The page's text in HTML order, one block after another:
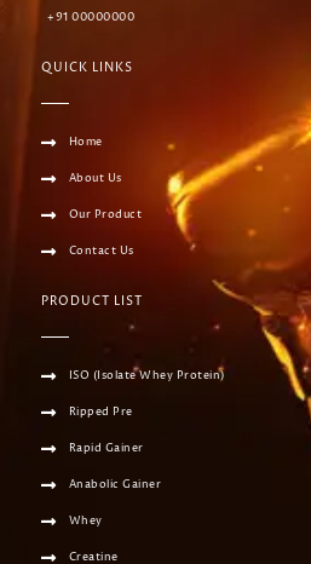
+91 00000000
QUICK LINKS
Home
About Us
Our Product
Contact Us
PRODUCT LIST
ISO (Isolate Whey Protein)
Ripped Pre
Rapid Gainer
Anabolic Gainer
Whey
Creatine